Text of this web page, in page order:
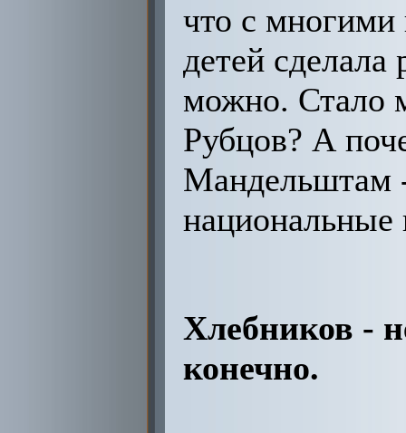
что с многими
детей сделала
можно. Стало
Рубцов? А
Мандельштам
национальные
Хлебников -
конечно.